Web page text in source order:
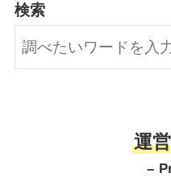
検索
運
–